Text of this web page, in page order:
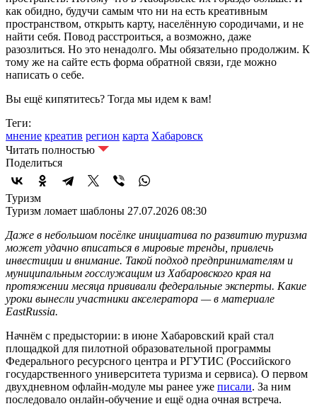
как обидно, будучи самым что ни на есть креативным
пространством, открыть карту, населённую сородичами, и не
найти себя. Повод расстроиться, а возможно, даже
разозлиться. Но это ненадолго. Мы обязательно продолжим. К
тому же на сайте есть форма обратной связи, где можно
написать о себе.
Вы ещё кипятитесь? Тогда мы идем к вам!
Теги:
мнение креатив регион карта Хабаровск
Читать полностью
Поделиться
Туризм
Туризм ломает шаблоны 27.07.2026 08:30
Даже в небольшом посёлке инициатива по развитию туризма
может удачно вписаться в мировые тренды, привлечь
инвестиции и внимание. Такой подход предпринимателям и
муниципальным госслужащим из Хабаровского края на
протяжении месяца прививали федеральные эксперты. Какие
уроки вынесли участники акселератора — в материале
EastRussia.
Начнём с предыстории: в июне Хабаровский край стал
площадкой для пилотной образовательной программы
Федерального ресурсного центра и РГУТИС (Российского
государственного университета туризма и сервиса). О первом
двухдневном офлайн-модуле мы ранее уже писали. За ним
последовало онлайн-обучение и ещё одна очная встреча.